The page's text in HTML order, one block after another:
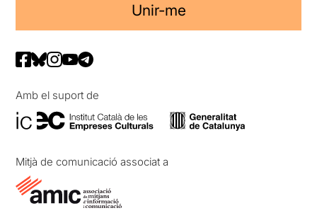
Unir-me
Amb el suport de
Mitjà de comunicació associat a